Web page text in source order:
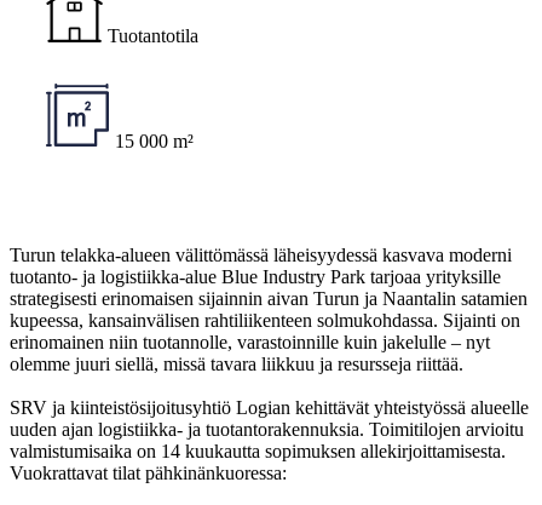
Tuotantotila
15 000 m²
Turun telakka-alueen välittömässä läheisyydessä kasvava moderni
tuotanto- ja logistiikka-alue Blue Industry Park tarjoaa yrityksille
strategisesti erinomaisen sijainnin aivan Turun ja Naantalin satamien
kupeessa, kansainvälisen rahtiliikenteen solmukohdassa. Sijainti on
erinomainen niin tuotannolle, varastoinnille kuin jakelulle – nyt
olemme juuri siellä, missä tavara liikkuu ja resursseja riittää.
SRV ja kiinteistösijoitusyhtiö Logian kehittävät yhteistyössä alueelle
uuden ajan logistiikka- ja tuotantorakennuksia. Toimitilojen arvioitu
valmistumisaika on 14 kuukautta sopimuksen allekirjoittamisesta.
Vuokrattavat tilat pähkinänkuoressa: